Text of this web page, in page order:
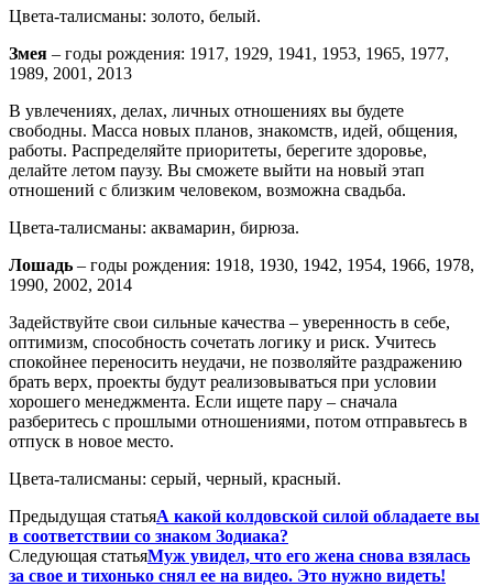
Цвета-талисманы: золото, белый.
Змея – годы рождения: 1917, 1929, 1941, 1953, 1965, 1977,
1989, 2001, 2013
В увлечениях, делах, личных отношениях вы будете
свободны. Масса новых планов, знакомств, идей, общения,
работы. Распределяйте приоритеты, берегите здоровье,
делайте летом паузу. Вы сможете выйти на новый этап
отношений с близким человеком, возможна свадьба.
Цвета-талисманы: аквамарин, бирюза.
Лошадь – годы рождения: 1918, 1930, 1942, 1954, 1966, 1978,
1990, 2002, 2014
Задействуйте свои сильные качества – уверенность в себе,
оптимизм, способность сочетать логику и риск. Учитесь
спокойнее переносить неудачи, не позволяйте раздражению
брать верх, проекты будут реализовываться при условии
хорошего менеджмента. Если ищете пару – сначала
разберитесь с прошлыми отношениями, потом отправьтесь в
отпуск в новое место.
Цвета-талисманы: серый, черный, красный.
Предыдущая статьяА какой колдовской силой обладаете вы
в соответствии со знаком Зодиака?
Следующая статьяМуж увидел, что его жена снова взялась
за свое и тихонько снял ее на видео. Это нужно видеть!